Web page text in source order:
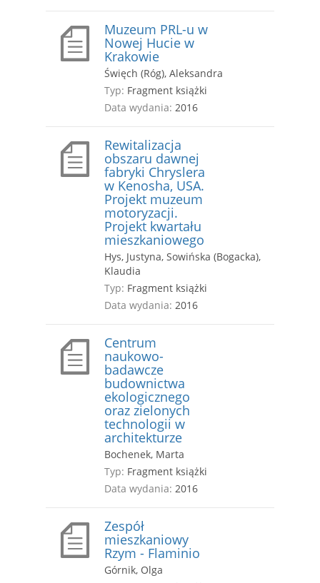
Muzeum PRL-u w
Nowej Hucie w
Krakowie
Święch (Róg), Aleksandra
Typ: Fragment książki
Data wydania: 2016
Rewitalizacja
obszaru dawnej
fabryki Chryslera
w Kenosha, USA.
Projekt muzeum
motoryzacji.
Projekt kwartału
mieszkaniowego
Hys, Justyna, Sowińska (Bogacka),
Klaudia
Typ: Fragment książki
Data wydania: 2016
Centrum
naukowo-
badawcze
budownictwa
ekologicznego
oraz zielonych
technologii w
architekturze
Bochenek, Marta
Typ: Fragment książki
Data wydania: 2016
Zespół
mieszkaniowy
Rzym - Flaminio
Górnik, Olga